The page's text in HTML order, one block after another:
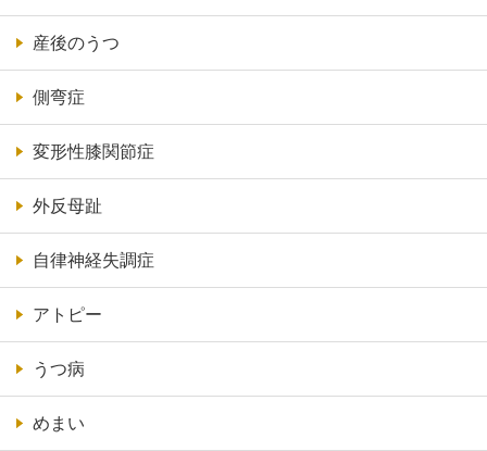
産後のうつ
側弯症
変形性膝関節症
外反母趾
自律神経失調症
アトピー
うつ病
めまい